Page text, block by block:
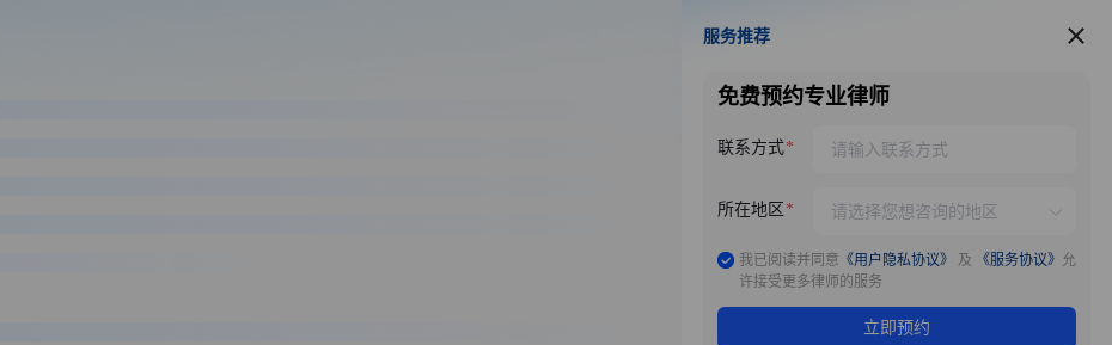
服务推荐
服务推荐
免费预约专业律师
联系方式
所在地区
我已阅读并同意 《用户隐私协议》 及 《服务协议》 允
许接受更多律师的服务
立即预约